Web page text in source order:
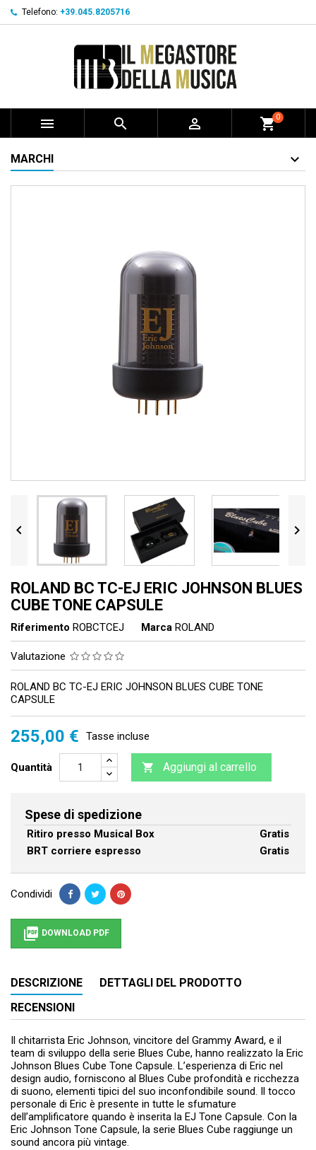
Telefono: +39.045.8205716
   shopping_cart0
MARCHI
 
ROLAND BC TC-EJ ERIC JOHNSON BLUES
CUBE TONE CAPSULE
Riferimento ROBCTCEJ Marca ROLAND
Valutazione
ROLAND BC TC-EJ ERIC JOHNSON BLUES CUBE TONE
CAPSULE
255,00 € Tasse incluse
Quantità  Aggiungi al carrello
Spese di spedizione
Ritiro presso Musical Box
Gratis
BRT corriere espresso
Gratis
Condividi
 DOWNLOAD PDF
DESCRIZIONE
DETTAGLI DEL PRODOTTO
RECENSIONI
Il chitarrista Eric Johnson, vincitore del Grammy Award, e il
team di sviluppo della serie Blues Cube, hanno realizzato la Eric
Johnson Blues Cube Tone Capsule. L’esperienza di Eric nel
design audio, forniscono al Blues Cube profondità e ricchezza
di suono, elementi tipici del suo inconfondibile sound. Il tocco
personale di Eric è presente in tutte le sfumature
dell’amplificatore quando è inserita la EJ Tone Capsule. Con la
Eric Johnson Tone Capsule, la serie Blues Cube raggiunge un
sound ancora più vintage.